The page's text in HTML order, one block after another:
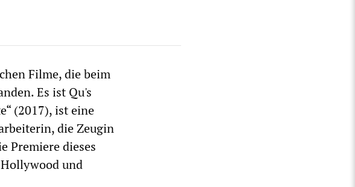
Filme, die beim
Es ist Qu's
(2017), ist eine
die Zeugin
Premiere dieses
und